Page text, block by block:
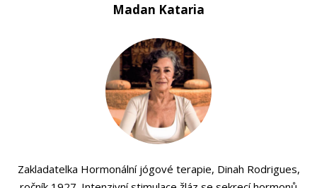
Madan Kataria
Zakladatelka Hormonální jógové terapie, Dinah Rodrigues,